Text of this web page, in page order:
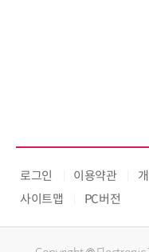
로그인 이용약관
사이트맵
PC버전